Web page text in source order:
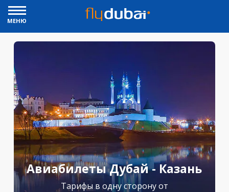
МЕНЮ
Авиабилеты Дубай - Казань
Тарифы в одну сторону от